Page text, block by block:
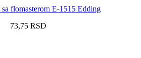
flomasterom E-1515 Edding
73,75 RSD